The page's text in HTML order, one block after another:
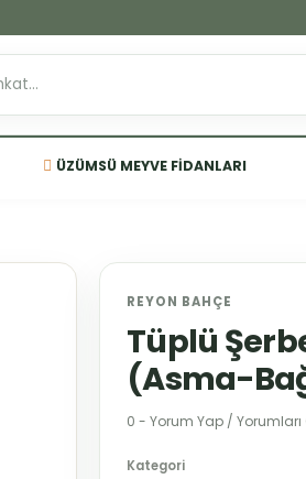
ÜZÜMSÜ MEYVE FIDANLARI
REYON BAHÇE
Tüplü
(Asma-
0 - Yorum Yap / Yorumları
Kategori